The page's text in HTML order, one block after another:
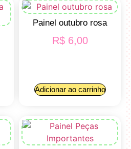
Painel outubro rosa
R$6,00
Adicionar ao carrinho